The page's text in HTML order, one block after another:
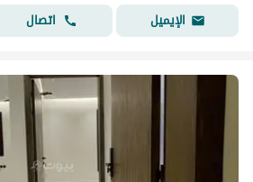
الإيميل
اتصال